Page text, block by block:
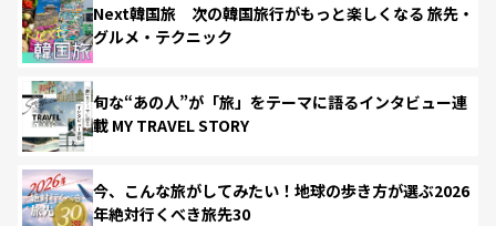
Next韓国旅 次の韓国旅行がもっと楽しくなる 旅先・
グルメ・テクニック
旬な“あの人”が「旅」をテーマに語るインタビュー連
載 MY TRAVEL STORY
今、こんな旅がしてみたい！地球の歩き方が選ぶ2026
年絶対行くべき旅先30